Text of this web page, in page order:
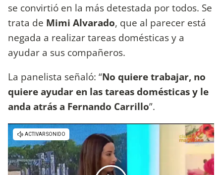
se convirtió en la más detestada por todos. Se
trata de Mimi Alvarado, que al parecer está
negada a realizar tareas domésticas y a
ayudar a sus compañeros.
La panelista señaló: “No quiere trabajar, no
quiere ayudar en las tareas domésticas y le
anda atrás a Fernando Carrillo”.